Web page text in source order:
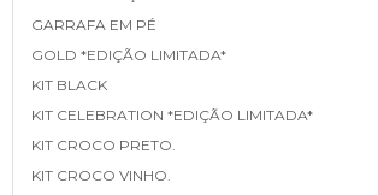
GARRAFA EM PÉ
GOLD *EDIÇÃO LIMITADA*
KIT BLACK
KIT CELEBRATION *EDIÇÃO LIMITADA*
KIT CROCO PRETO.
KIT CROCO VINHO.